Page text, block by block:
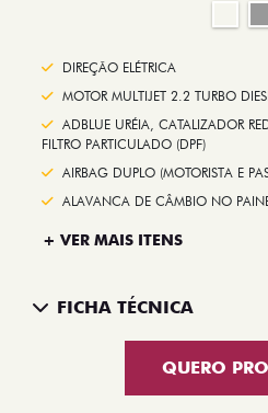
DIREÇÃO ELÉTRICA
MOTOR MULTIJET 2.2 TURBO
ADBLUE URÉIA, CATALIZADOR
FILTRO PARTICULADO (DPF)
AIRBAG DUPLO (MOTORISTA E
ALAVANCA DE CÂMBIO NO
+ VER MAIS ITENS
FICHA TÉCNICA
QUERO